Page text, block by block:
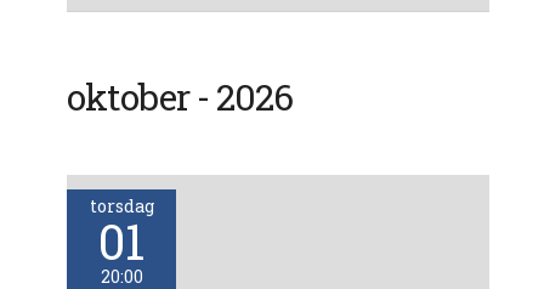
oktober - 2026
torsdag
01
20:00